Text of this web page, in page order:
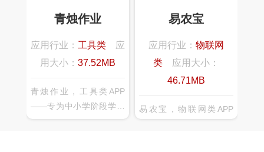
部分智能设备而，实现了
各种智能设备的互联、互
通、互动，给您全新的智
能家庭互联体验。
的产品，真实契合实际的
个良好的写作氛围中。
青烛作业
应用行业： 工具类应
用大小： 37.52MB
青烛作业，工具类APP
——专为中小学阶段学生
提供作业与学习练习的产
易农宝
应用行业：物联网
类 应用大小：
46.71MB
易农宝，物联网类APP